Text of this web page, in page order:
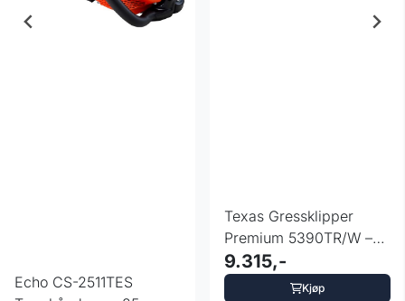
Echo CS-2511TES
Texas Gressklipper
Premium 5390TR/W –
53 cm med 4 ...
9.315,-
Kjøp